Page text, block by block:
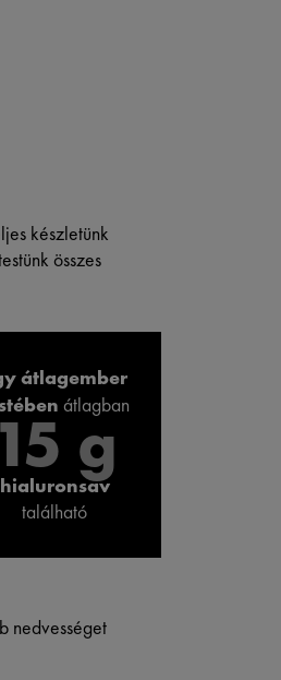
készletünk
összes
átlagember
átlagban
15 g
hialuronsav
található
nedvességet